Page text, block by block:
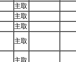
主取
主取
主取
主取
主取